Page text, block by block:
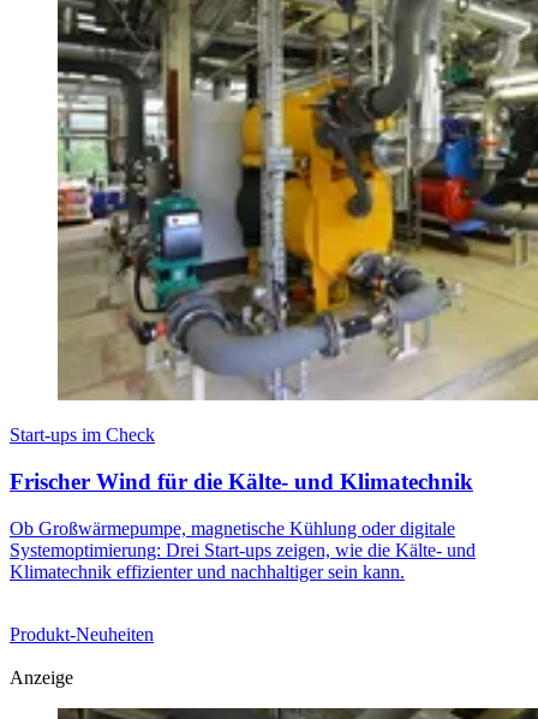
Start-ups im Check
Frischer Wind für die Kälte- und Klimatechnik
Ob Großwärmepumpe, magnetische Kühlung oder digitale
Systemoptimierung: Drei Start-ups zeigen, wie die Kälte- und
Klimatechnik effizienter und nachhaltiger sein kann.
Produkt-Neuheiten
Anzeige